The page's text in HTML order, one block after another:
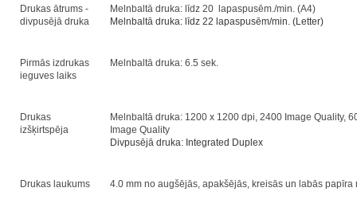
Drukas ātrums -
divpusējā druka
Melnbaltā druka: līdz 20 lapaspusēm./min. (A4)
Melnbaltā druka: līdz 22 lapaspusēm/min. (Letter)
Pirmās izdrukas
ieguves laiks
Melnbaltā druka: 6.5 sek.
Drukas
izšķirtspēja
Melnbaltā druka: 1200 x 1200 dpi, 2400 Image Quality,
Image Quality
Divpusējā druka: Integrated Duplex
Drukas laukums 4.0 mm no augšējās, apakšējās, kreisās un labās papīra